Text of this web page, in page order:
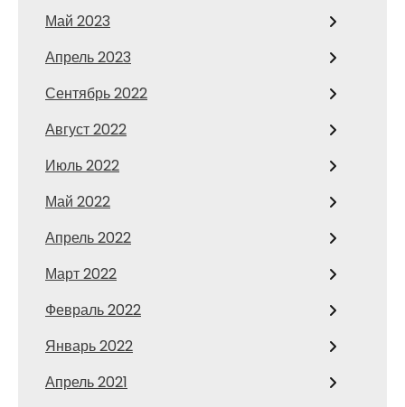
Май 2023
Апрель 2023
Сентябрь 2022
Август 2022
Июль 2022
Май 2022
Апрель 2022
Март 2022
Февраль 2022
Январь 2022
Апрель 2021